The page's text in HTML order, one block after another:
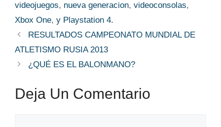
videojuegos, nueva generacion, videoconsolas,
Xbox One, y Playstation 4.
RESULTADOS CAMPEONATO MUNDIAL DE
ATLETISMO RUSIA 2013
¿QUÉ ES EL BALONMANO?
Deja Un Comentario